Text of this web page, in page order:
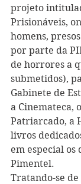
projeto
Prisionáveis,
homens,
por parte da
de horrores a
submetidos),
Gabinete de
a Cinemateca,
Patriarcado, a
livros
em especial
Pimentel.
Tratando-se